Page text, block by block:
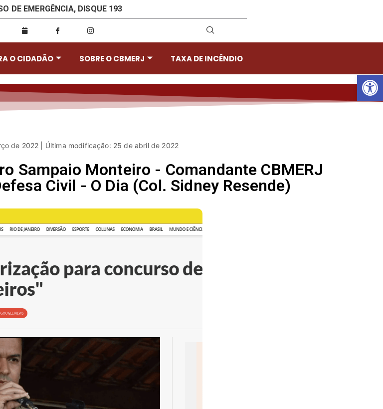
DE EMERGÊNCIA, DISQUE 193
O CIDADÃO SOBRE O CBMERJ TAXA DE INCÊNDIO
de 2022 | Última modificação: 25 de abril de 2022
Sampaio Monteiro - Comandante CBMERJ
Civil - O Dia (Col. Sidney Resende)